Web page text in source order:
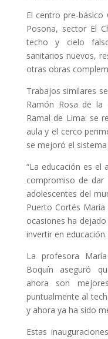
El centro pre-básico
Posona, sector El
techo y cielo
sanitarios nuevos,
otras obras
Trabajos similares
Ramón Rosa de la
Ramal de Lima: se
aula y el cerco
se mejoró el
“La educación es el
compromiso de dar
adolescentes del
Puerto Cortés
ocasiones ha
invertir en educación.
La profesora
Boquín aseguró
ahora son
puntualmente al
y ahora ya ha sido
Estas